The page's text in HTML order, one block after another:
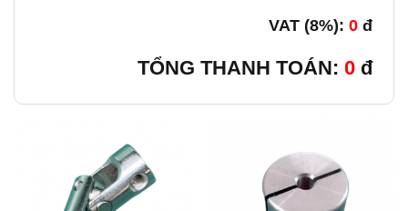
VAT (8%): 0 đ
TỔNG THANH TOÁN: 0 đ